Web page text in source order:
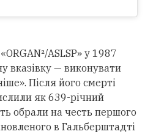
ASLSP» у 1987
вказівку — виконувати
Після його смерті
як 639-річний
обрали на честь першого
в Гальберштадті